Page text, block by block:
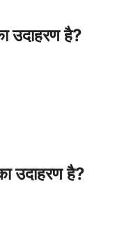
उदाहरण है?
उदाहरण है?